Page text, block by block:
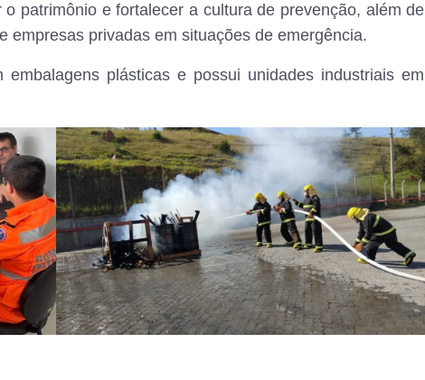
patrimônio e fortalecer a cultura de prevenção, além de
empresas privadas em situações de emergência.
plásticas e possui unidades industriais em